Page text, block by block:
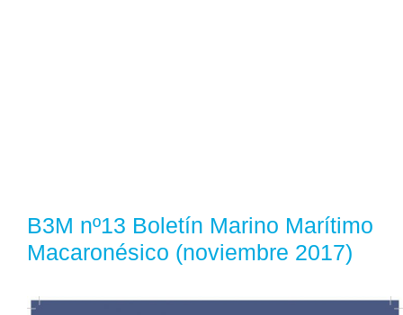
B3M nº13 Boletín Marino Marítimo
Macaronésico (noviembre 2017)